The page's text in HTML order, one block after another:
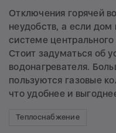
Отключения горячей
неудобств, а если
системе
Стоит задуматься об
водонагревателя.
пользуются газовые
что удобнее и
Теплоснабжение